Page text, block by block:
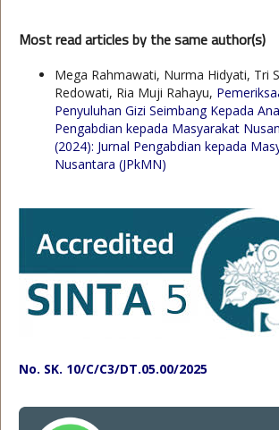
Most read articles by the same author(s)
Mega Rahmawati, Nurma Hidyati, Tri
Redowati, Ria Muji Rahayu,
Penyuluhan Gizi Seimbang Kepada
Pengabdian kepada Masyarakat
(2024): Jurnal Pengabdian kepada
Nusantara (JPkMN)
No. SK. 10/C/C3/DT.05.00/2025